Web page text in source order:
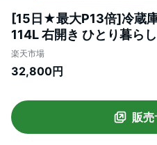
[15日★最大P13倍]冷蔵
114L 右開き ひとり暮ら
庫 PRR-122D送料無料 冷
トロ キッチン家電 生活家
ト ライトグリーン【D】
楽天市場
32,800円
販